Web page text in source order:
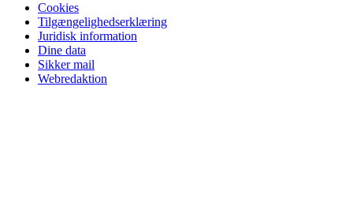
Cookies
Tilgængelighedserklæring
Juridisk information
Dine data
Sikker mail
Webredaktion